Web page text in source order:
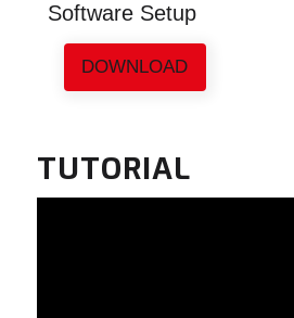
Software Setup
DOWNLOAD
TUTORIAL